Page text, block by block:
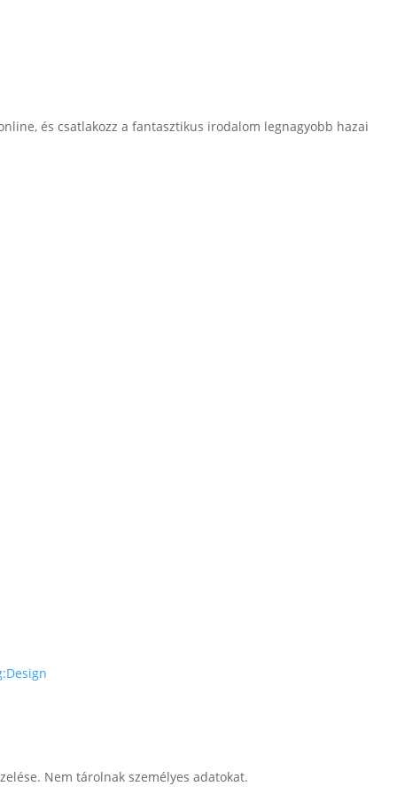
és csatlakozz a fantasztikus irodalom legnagyobb hazai
Nem tárolnak személyes adatokat.